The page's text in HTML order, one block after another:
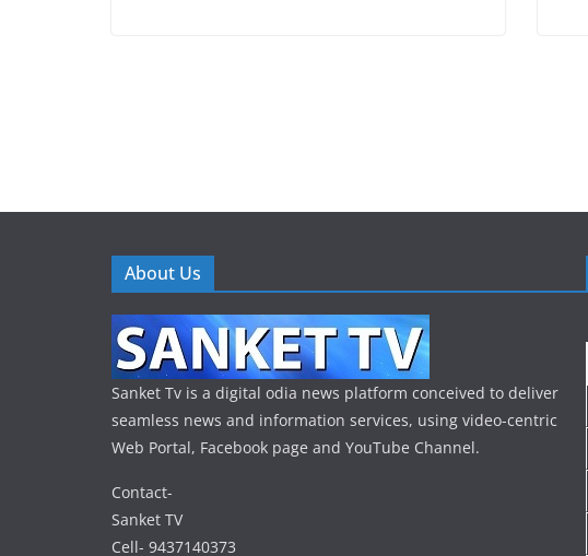
About Us
Sanket Tv is a digital odia news platform conceived to deliver
seamless news and information services, using video-centric
Web Portal, Facebook page and YouTube Channel.
Contact-
Sanket TV
Cell- 9437140373